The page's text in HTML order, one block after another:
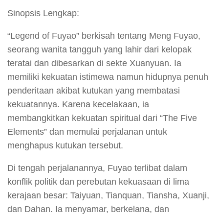
Sinopsis Lengkap:
“Legend of Fuyao” berkisah tentang Meng Fuyao,
seorang wanita tangguh yang lahir dari kelopak
teratai dan dibesarkan di sekte Xuanyuan. Ia
memiliki kekuatan istimewa namun hidupnya penuh
penderitaan akibat kutukan yang membatasi
kekuatannya. Karena kecelakaan, ia
membangkitkan kekuatan spiritual dari “The Five
Elements” dan memulai perjalanan untuk
menghapus kutukan tersebut.
Di tengah perjalanannya, Fuyao terlibat dalam
konflik politik dan perebutan kekuasaan di lima
kerajaan besar: Taiyuan, Tianquan, Tiansha, Xuanji,
dan Dahan. Ia menyamar, berkelana, dan